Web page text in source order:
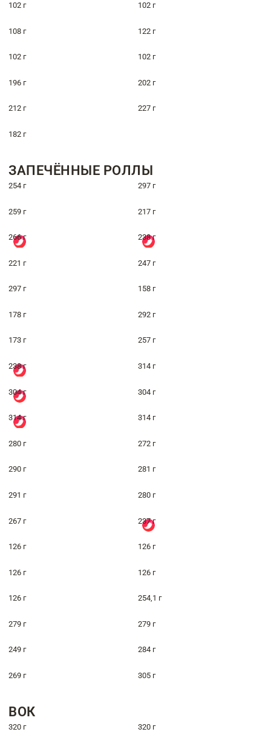
102 г 102 г
108 г 122 г
102 г 102 г
196 г 202 г
212 г 227 г
182 г
ЗАПЕЧЁННЫЕ РОЛЛЫ
254 г 297 г
259 г 217 г
266 г 238 г
221 г 247 г
297 г 158 г
178 г 292 г
173 г 257 г
238 г 314 г
304 г 304 г
314 г 314 г
280 г 272 г
290 г 281 г
291 г 280 г
267 г 237 г
126 г 126 г
126 г 126 г
126 г 254,1 г
279 г 279 г
249 г 284 г
269 г 305 г
ВОК
320 г 320 г